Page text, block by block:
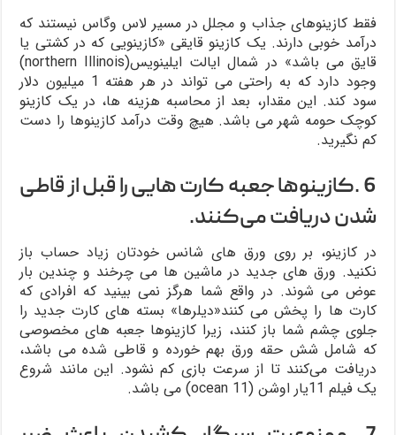
فقط کازینوهای جذاب و مجلل در مسیر لاس وگاس نیستند که
درآمد خوبی دارند. یک کازینو قایقی «کازینویی که در کشتی یا
قایق می باشد» در شمال ایالت ایلینویس(northern Illinois)
وجود دارد که به راحتی می تواند در هر هفته 1 میلیون دلار
سود کند. این مقدار، بعد از محاسبه هزینه ها، در یک کازینو
کوچک حومه شهر می باشد. هیچ وقت درآمد کازینوها را دست
کم نگیرید.
6 .کازینوها جعبه کارت هایی را قبل از قاطی
شدن دریافت می‌کنند.
در کازینو، بر روی ورق های شانس خودتان زیاد حساب باز
نکنید. ورق های جدید در ماشین ها می چرخند و چندین بار
عوض می شوند. در واقع شما هرگز نمی بینید که افرادی که
کارت ها را پخش می کنند«دیلرها» بسته های کارت جدید را
جلوی چشم شما باز کنند، زیرا کازینوها جعبه های مخصوصی
که شامل شش حقه ورق بهم خورده و قاطی شده می باشد،
دریافت می‌کنند تا از سرعت بازی کم نشود. این مانند شروع
یک فیلم 11یار اوشن (11 ocean) می باشد.